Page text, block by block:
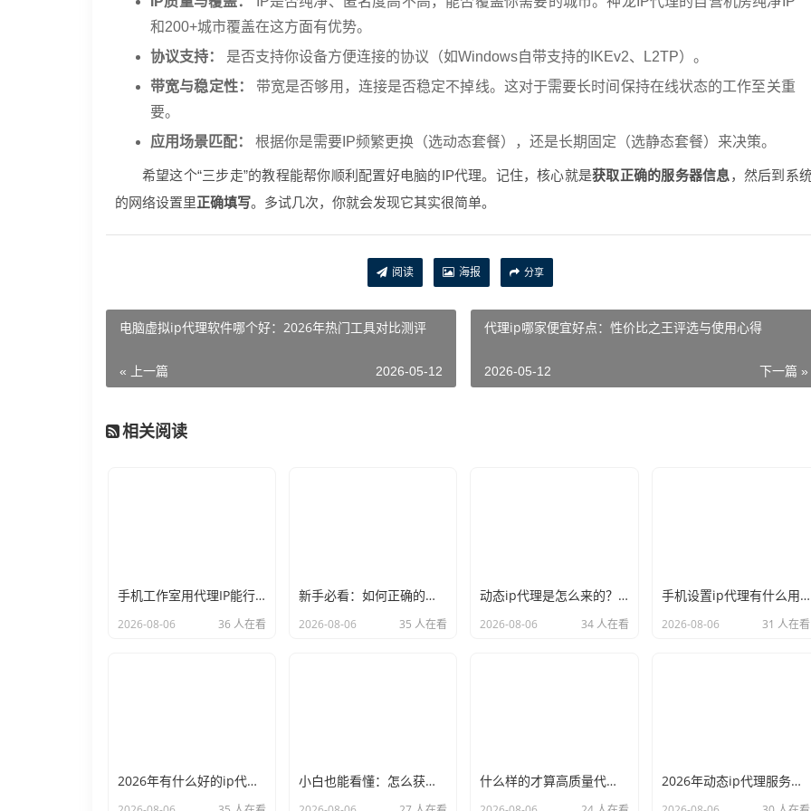
和200+城市覆盖在这方面有优势。
协议支持：
是否支持你设备方便连接的协议（如Windows自带支持的IKEv2、L2TP）。
带宽与稳定性：
带宽是否够用，连接是否稳定不掉线。这对于需要长时间保持在线状态的工作至关重
要。
应用场景匹配：
根据你是需要IP频繁更换（选动态套餐），还是长期固定（选静态套餐）来决策。
希望这个“三步走”的教程能帮你顺利配置好电脑的IP代理。记住，核心就是获取正确的服务器信息 ，然后到系
的网络设置里正确填写。多试几次，你就会发现它其实很简单。
阅读 海报 分享
电脑虚拟ip代理软件哪个好：2026年热门工具对比测评
« 上一篇 2026-05-12
代理ip哪家便宜好点：性价比之王评选与使用心得
下一篇 »
2026-05-12
相关阅读
手机工作室用代理IP能行么？过来人的经验告诉你答案
2026-08-06 36 人在看
新手必看：如何正确的选择代理ip软件，别再交智商税了
2026-08-06 35 人在看
动态ip代理是怎么来的？背后的原理比你想象的精彩
2026-08-06 34 人在看
手机设置ip代理有什么用？不只是改定位那么简单
2026-08-06 31 人在看
2026年有什么好的ip代理软件？亲测后我只推荐这几个 小白也能看懂：怎么获取代理ip和端口号，一步步教会你 什么样的才算高质量代理ip？资深玩家总结了三个硬指标 2026年动态ip代理服务商有哪些？这份清单建议收藏